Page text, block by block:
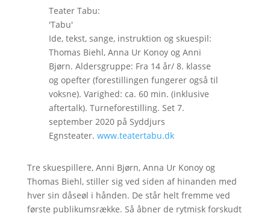
Teater Tabu:
'Tabu'
Ide, tekst, sange, instruktion og skuespil:
Thomas Biehl, Anna Ur Konoy og Anni
Bjørn. Aldersgruppe: Fra 14 år/ 8. klasse
og opefter (forestillingen fungerer også til
voksne). Varighed: ca. 60 min. (inklusive
aftertalk). Turneforestilling. Set 7.
september 2020 på Syddjurs
Egnsteater. www.teatertabu.dk
Tre skuespillere, Anni Bjørn, Anna Ur Konoy og
Thomas Biehl, stiller sig ved siden af hinanden med
hver sin dåseøl i hånden. De står helt fremme ved
første publikumsrække. Så åbner de rytmisk forskudt